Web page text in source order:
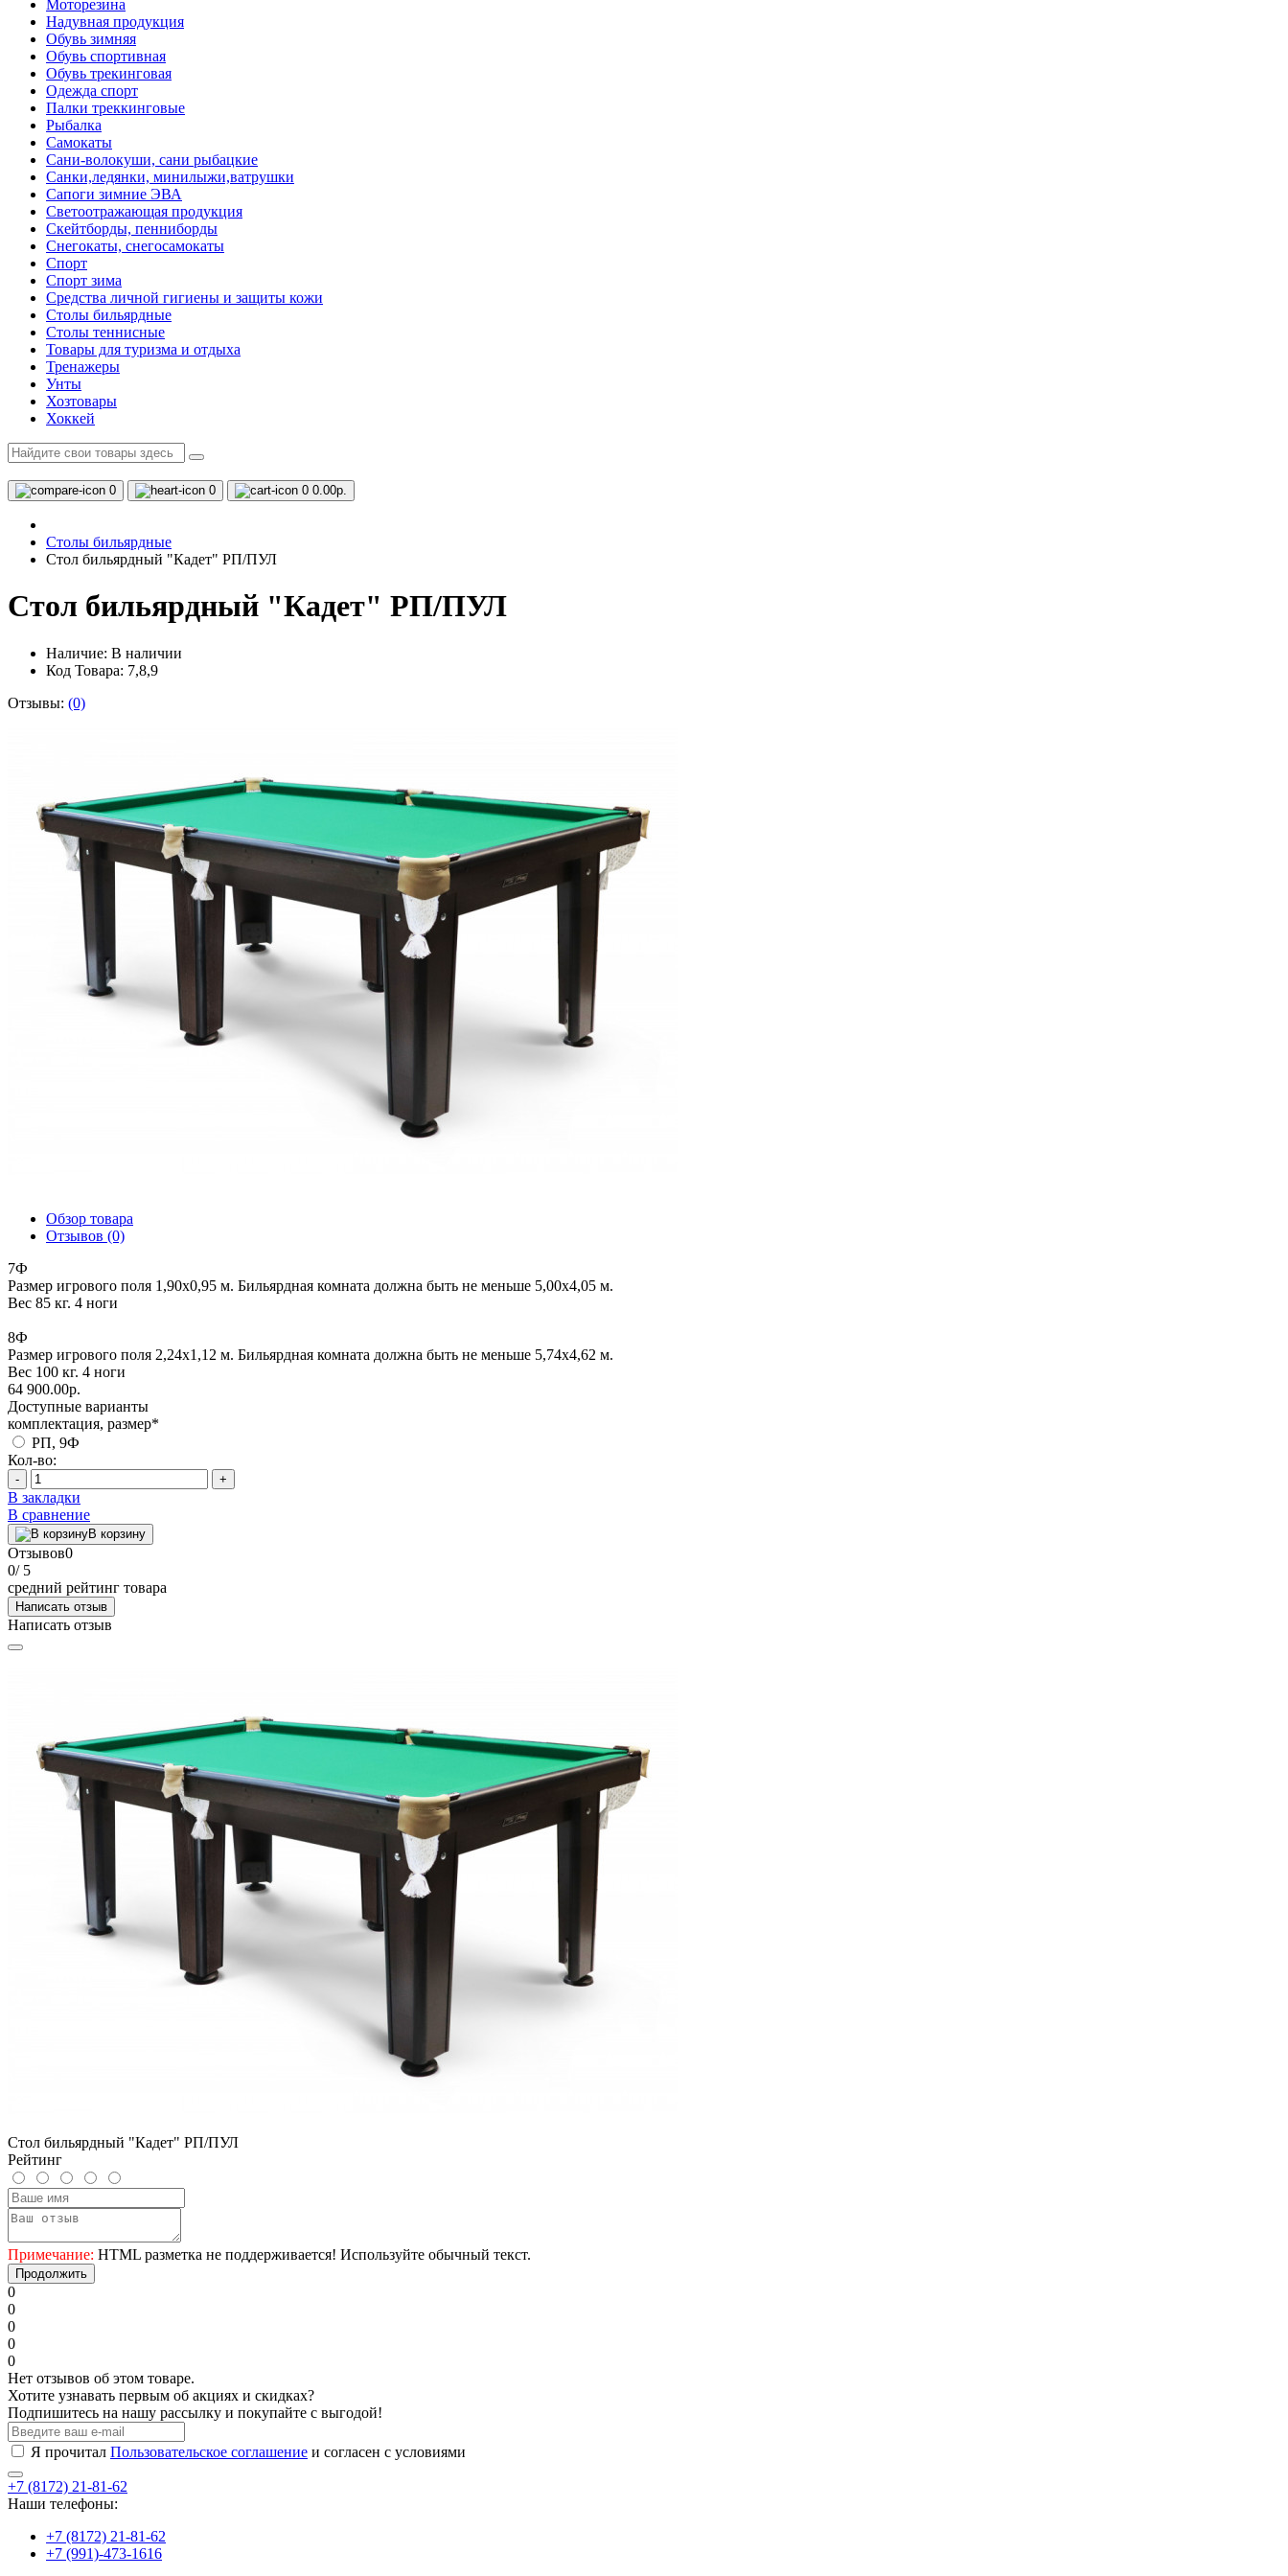
Моторезина
Надувная продукция
Обувь зимняя
Обувь спортивная
Обувь трекинговая
Одежда спорт
Палки треккинговые
Рыбалка
Самокаты
Сани-волокуши, сани рыбацкие
Санки,ледянки, минилыжи,ватрушки
Сапоги зимние ЭВА
Светоотражающая продукция
Скейтборды, пенниборды
Снегокаты, снегосамокаты
Спорт
Спорт зима
Средства личной гигиены и защиты кожи
Столы бильярдные
Столы теннисные
Товары для туризма и отдыха
Тренажеры
Унты
Хозтовары
Хоккей
0 0 0 0.00р.
Столы бильярдные
Стол бильярдный "Кадет" РП/ПУЛ
Стол бильярдный "Кадет" РП/ПУЛ
Наличие: В наличии
Код Товара: 7,8,9
Отзывы: (0)
Обзор товара
Отзывов (0)
7Ф
Размер игрового поля 1,90х0,95 м. Бильярдная комната должна быть не меньше 5,00х4,05 м.
Вес 85 кг. 4 ноги
8Ф
Размер игрового поля 2,24х1,12 м. Бильярдная комната должна быть не меньше 5,74х4,62 м.
Вес 100 кг. 4 ноги
64 900.00р.
Доступные варианты
комплектация, размер*
РП, 9Ф
Кол-во:
- +
В закладки
В сравнение
В корзину
Отзывов0
0/ 5
средний рейтинг товара
Написать отзыв
Написать отзыв
Стол бильярдный "Кадет" РП/ПУЛ
Рейтинг
Примечание: HTML разметка не поддерживается! Используйте обычный текст.
Продолжить
0
0
0
0
0
Нет отзывов об этом товаре.
Хотите узнавать первым об акциях и скидках?
Подпишитесь на нашу рассылку и покупайте с выгодой!
Я прочитал Пользовательское соглашение и согласен с условиями
+7 (8172) 21-81-62
Наши телефоны:
+7 (8172) 21-81-62
+7 (991)-473-1616